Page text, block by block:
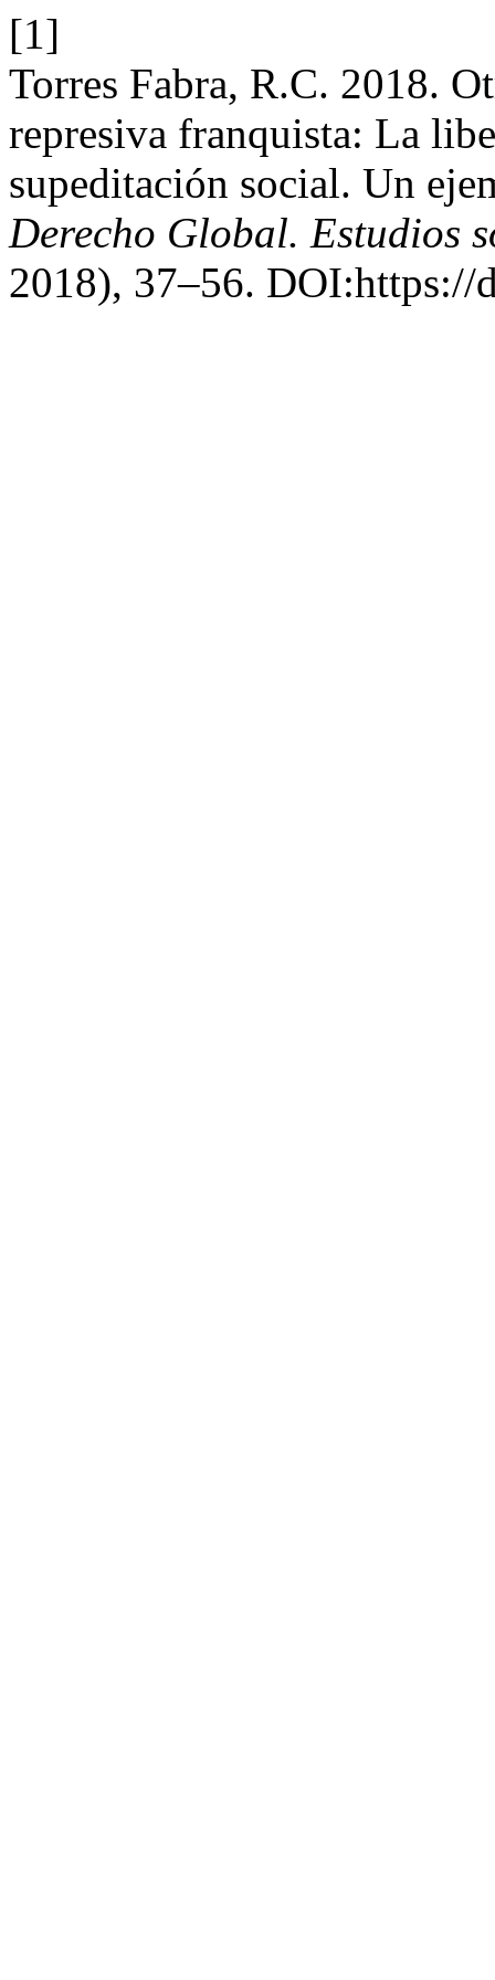
[1]
Torres Fabra, R.C. 2018.
represiva franquista: La
supeditación social. Un
Derecho Global. Estudios
2018), 37–56.